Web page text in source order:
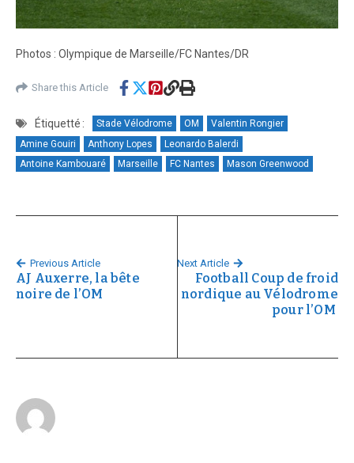
Photos : Olympique de Marseille/FC Nantes/DR
Share this Article
Étiquetté : Stade Vélodrome OM
Valentin Rongier
Amine Gouiri
Anthony Lopes
Leonardo Balerdi
Antoine Kambouaré
Marseille FC Nantes Mason Greenwood
Previous Article
AJ Auxerre, la bête
noire de l’OM
Next Article
Football Coup de froid
nordique au Vélodrome
pour l’OM